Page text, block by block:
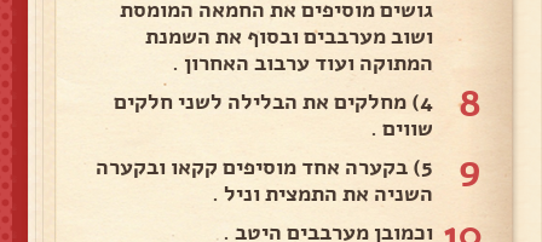
גושים מוסיפים את החמאה המומסת
ושוב מערבבים ובסוף את השמנת
המתוקה ועוד ערבוב האחרון .
8
4) מחלקים את הבלילה לשני חלקים
שווים .
9
5) בקערה אחד מוסיפים קקאו ובקערה
השניה את התמצית וניל .
וכמובן מערבבים היטב .